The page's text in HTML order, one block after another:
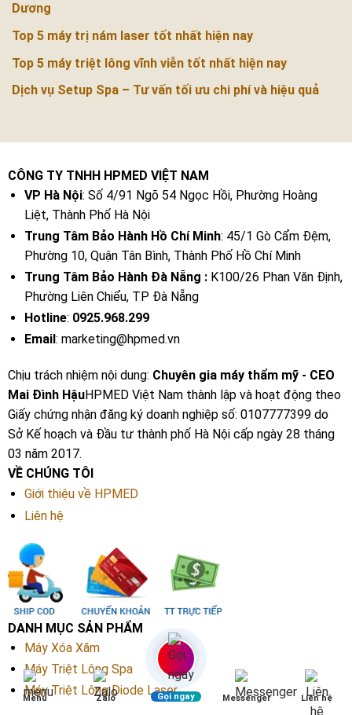
Dương
Top 5 máy trị nám laser tốt nhất hiện nay
Top 5 máy triệt lông vĩnh viễn tốt nhất hiện nay
Dịch vụ Setup Spa – Tư vấn tối ưu chi phí và hiệu quả
CÔNG TY TNHH HPMED VIỆT NAM
VP Hà Nội: Số 4/91 Ngõ 54 Ngọc Hồi, Phường Hoàng
Liệt, Thành Phố Hà Nội
Trung Tâm Bảo Hành Hồ Chí Minh: 45/1 Gò Cẩm Đệm,
Phường 10, Quận Tân Bình, Thành Phố Hồ Chí Minh
Trung Tâm Bảo Hành Đà Nẵng :K100/26 Phan Văn Định,
Phường Liên Chiểu, TP Đà Nẵng
Hotline: 0925.968.299
Email : marketing@hpmed.vn
Chịu trách nhiệm nội dung: Chuyên gia máy thẩm mỹ - CEO
Mai Đình HậuHPMED Việt Nam thành lập và hoạt động theo
Giấy chứng nhận đăng ký doanh nghiệp số: 0107777399 do
Sở Kế hoạch và Đầu tư thành phố Hà Nội cấp ngày 28 tháng
03 năm 2017.
VỀ CHÚNG TÔI
Giới thiệu về HPMED
Liên hệ
DANH MỤC SẢN PHẨM
Máy Xóa Xăm
Máy Triệt Lông Spa
Máy Triệt Lông Diode Laser
Menu Zalo Gọi ngay Messenger Liên hệ